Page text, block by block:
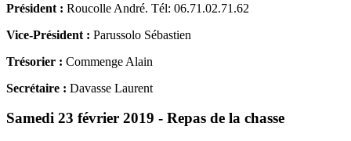
Président : Roucolle André. Tél: 06.71.02.71.62
Vice-Président : Parussolo Sébastien
Trésorier : Commenge Alain
Secrétaire : Davasse Laurent
Samedi 23 février 2019 - Repas de la chasse